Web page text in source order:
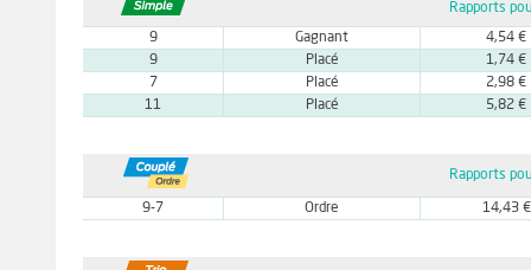
Rapports
9 Gagnant
4,54 €
9
Placé
1,74 €
7
Placé
2,98 €
11
Placé 5,82 €
Rapports
9-7 Ordre 14,43 €